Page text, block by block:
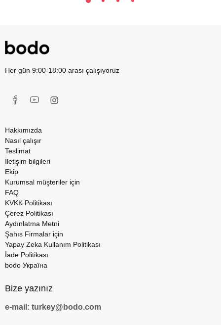
Her gün 9:00-18:00 arası çalışıyoruz
Hakkımızda
Nasıl çalışır
Teslimat
İletişim bilgileri
Ekip
Kurumsal müşteriler için
FAQ
KVKK Politikası
Çerez Politikası
Aydınlatma Metni
Şahıs Firmalar için
Yapay Zeka Kullanım Politikası
İade Politikası
bodo Україна
Bize yazınız
e-mail: turkey@bodo.com